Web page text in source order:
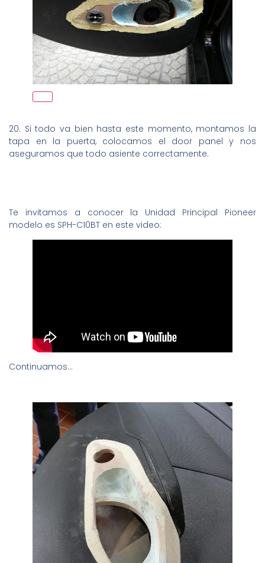
20. Si todo va bien hasta este momento, montamos la
tapa en la puerta, colocamos el door panel y nos
aseguramos que todo asiente correctamente.
Te invitamos a conocer la Unidad Principal Pioneer
modelo es SPH-C10BT en este video:
Continuamos…